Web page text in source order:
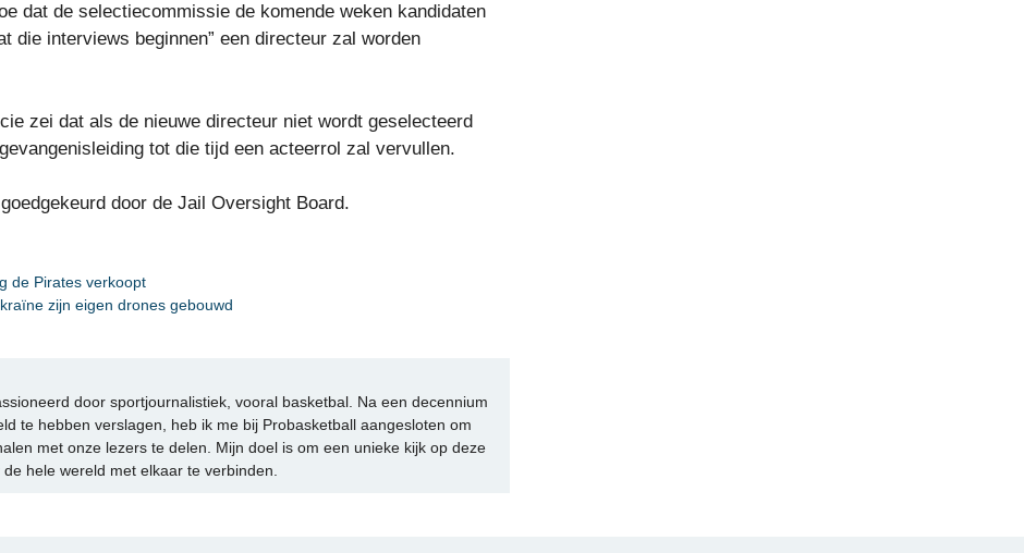
dat de selectiecommissie de komende weken kandidaten
die interviews beginnen” een directeur zal worden
zei dat als de nieuwe directeur niet wordt geselecteerd
tot die tijd een acteerrol zal vervullen.
door de Jail Oversight Board.
de Pirates verkoopt
zijn eigen drones gebouwd
door sportjournalistiek, vooral basketbal. Na een decennium
te hebben verslagen, heb ik me bij Probasketball aangesloten om
met onze lezers te delen. Mijn doel is om een unieke kijk op deze
hele wereld met elkaar te verbinden.